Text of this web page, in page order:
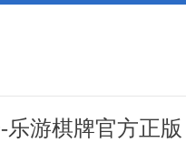
游棋牌官方正版